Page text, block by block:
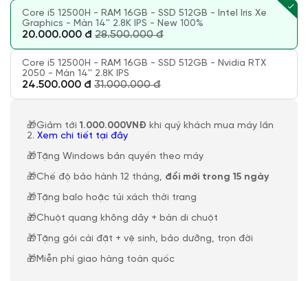
Core i5 12500H - RAM 16GB - SSD 512GB - Intel Iris Xe
Graphics - Màn 14'' 2.8K IPS - New 100%
20.000.000 đ 28.500.000 đ
Core i5 12500H - RAM 16GB - SSD 512GB - Nvidia RTX
2050 - Màn 14'' 2.8K IPS
24.500.000 đ 31.000.000 đ
🎁Giảm tới 1.000.000VNĐ khi quý khách mua máy lần
2. Xem chi tiết tại đây
🎁Tặng Windows bản quyền theo máy
🎁Chế độ bảo hành 12 tháng, đổi mới trong 15 ngày
🎁Tặng balo hoặc túi xách thời trang
🎁Chuột quang không dây + bàn di chuột
🎁Tặng gói cài đặt + vệ sinh, bảo dưỡng, trọn đời
🎁Miễn phí giao hàng toàn quốc